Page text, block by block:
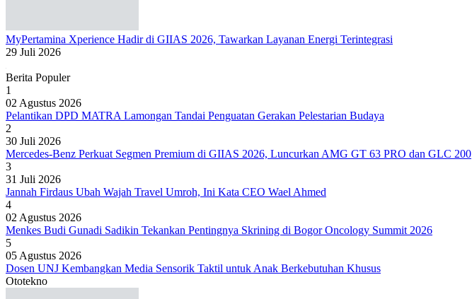
MyPertamina Xperience Hadir di GIIAS 2026, Tawarkan Layanan Energi Terintegrasi
29 Juli 2026
Berita Populer
1
02 Agustus 2026
Pelantikan DPD MATRA Lamongan Tandai Penguatan Gerakan Pelestarian Budaya
2
30 Juli 2026
Mercedes-Benz Perkuat Segmen Premium di GIIAS 2026, Luncurkan AMG GT 63 PRO dan GLC 200
3
31 Juli 2026
Jannah Firdaus Ubah Wajah Travel Umroh, Ini Kata CEO Wael Ahmed
4
02 Agustus 2026
Menkes Budi Gunadi Sadikin Tekankan Pentingnya Skrining di Bogor Oncology Summit 2026
5
05 Agustus 2026
Dosen UNJ Kembangkan Media Sensorik Taktil untuk Anak Berkebutuhan Khusus
Ototekno